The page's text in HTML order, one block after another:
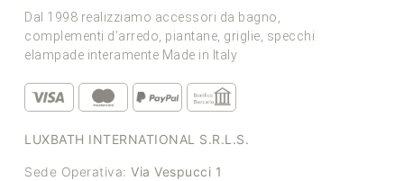
Dal 1998 realizziamo accessori da bagno,
complementi d’arredo, piantane, griglie, specchi
elampade interamente Made in Italy
LUXBATH INTERNATIONAL S.R.L.S.
Sede Operativa: Via Vespucci 1